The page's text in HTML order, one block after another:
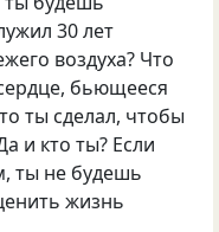
30 лет
воздуха? Что
бьющееся
ты сделал, чтобы
и кто ты? Если
ты не будешь
жизнь